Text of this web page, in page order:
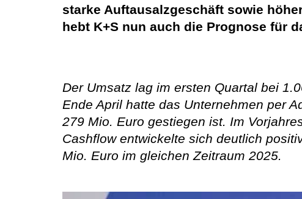
starke Auftausalzgeschäft sowie
hebt K+S nun auch die Prognose für
Der Umsatz lag im ersten Quartal bei
Ende April hatte das Unternehmen per
279 Mio. Euro gestiegen ist. Im
Cashflow entwickelte sich deutlich
Mio. Euro im gleichen Zeitraum 2025.